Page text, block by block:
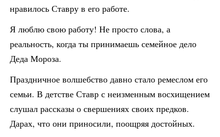
нравилось Ставру в его работе.
Я люблю свою работу! Не просто слова, а
реальность, когда ты принимаешь семейное дело
Деда Мороза.
Праздничное волшебство давно стало ремеслом его
семьи. В детстве Ставр с неизменным восхищением
слушал рассказы о свершениях своих предков.
Дарах, что они приносили, поощряя достойных.